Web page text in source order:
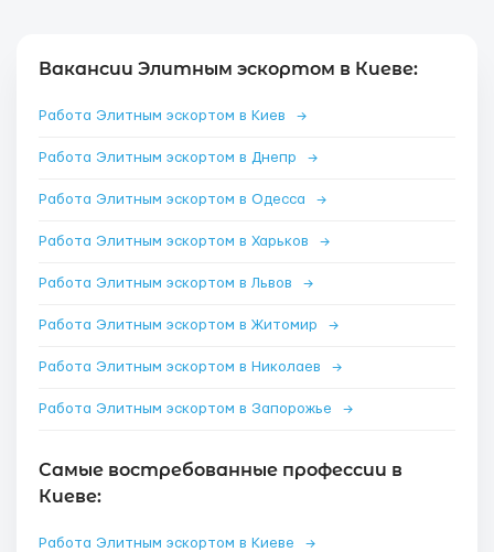
Вакансии Элитным эскортом в Киеве:
Работа Элитным эскортом в Киев →
Работа Элитным эскортом в Днепр →
Работа Элитным эскортом в Одесса →
Работа Элитным эскортом в Харьков →
Работа Элитным эскортом в Львов →
Работа Элитным эскортом в Житомир →
Работа Элитным эскортом в Николаев →
Работа Элитным эскортом в Запорожье →
Самые востребованные профессии в
Киеве:
Работа Элитным эскортом в Киеве →